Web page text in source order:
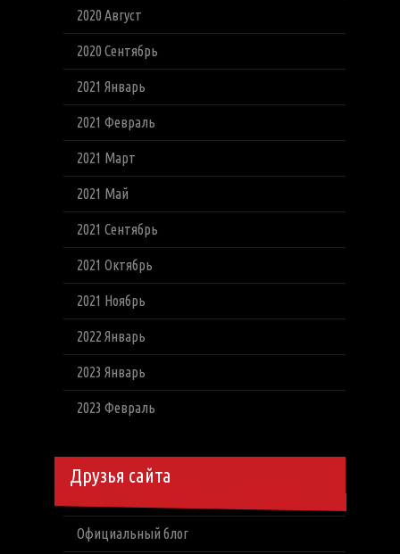
2020 Август
2020 Сентябрь
2021 Январь
2021 Февраль
2021 Март
2021 Май
2021 Сентябрь
2021 Октябрь
2021 Ноябрь
2022 Январь
2023 Январь
2023 Февраль
Друзья сайта
Официальный блог